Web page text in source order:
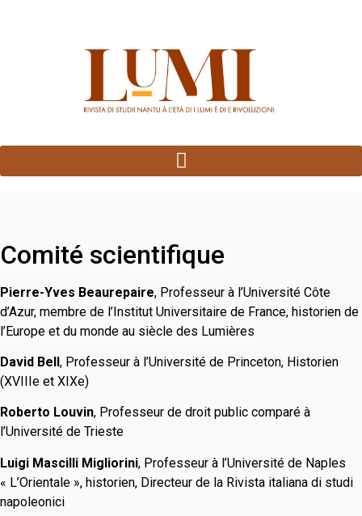
Comité scientifique
Pierre-Yves Beaurepaire, Professeur à l’Université Côte
d’Azur, membre de l’Institut Universitaire de France, historien de
l’Europe et du monde au siècle des Lumières
David Bell, Professeur à l’Université de Princeton, Historien
(XVIIIe et XIXe)
Roberto Louvin, Professeur de droit public comparé à
l’Université de Trieste
Luigi Mascilli Migliorini, Professeur à l’Université de Naples
« L’Orientale », historien, Directeur de la Rivista italiana di studi
napoleonici